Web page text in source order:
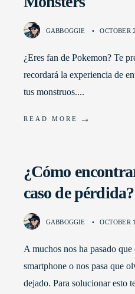
GABBOGGIE • OCTOBER
¿Eres fan de Pokemon? Te
recordará la experiencia de
tus monstruos....
READ MORE →
¿Cómo
caso de pérdida?
GABBOGGIE • OCTOBER
A muchos nos ha pasado
smartphone o nos pasa que
dejado. Para solucionar esto